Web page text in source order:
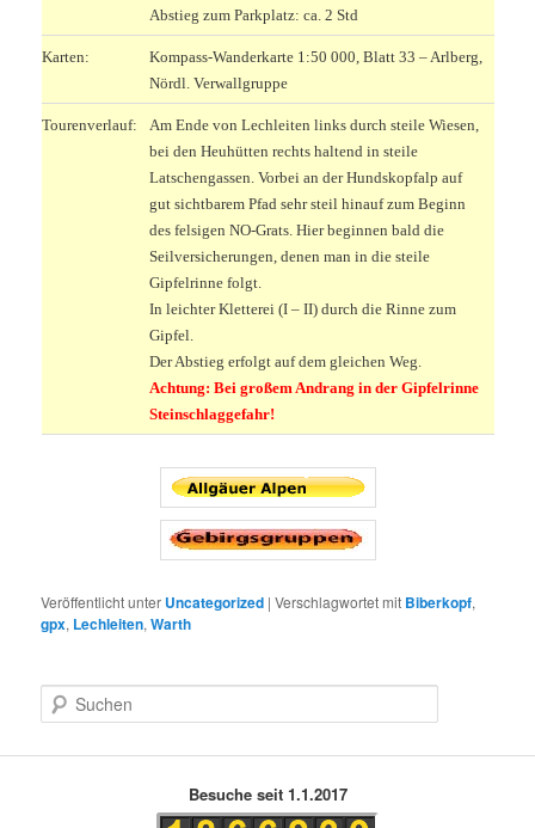
Abstieg zum Parkplatz: ca. 2 Std
Karten:
Kompass-Wanderkarte 1:50 000, Blatt 33 – Arlberg,
Nördl. Verwallgruppe
Tourenverlauf:
Am Ende von Lechleiten links durch steile Wiesen,
bei den Heuhütten rechts haltend in steile
Latschengassen. Vorbei an der Hundskopfalp auf
gut sichtbarem Pfad sehr steil hinauf zum Beginn
des felsigen NO-Grats. Hier beginnen bald die
Seilversicherungen, denen man in die steile
Gipfelrinne folgt.
In leichter Kletterei (I – II) durch die Rinne zum
Gipfel.
Der Abstieg erfolgt auf dem gleichen Weg.
Achtung: Bei großem Andrang in der Gipfelrinne
Steinschlaggefahr!
Veröffentlicht unter Uncategorized |Verschlagwortet mit Biberkopf,
gpx, Lechleiten,Warth
u
Besuche seit 1.1.2017